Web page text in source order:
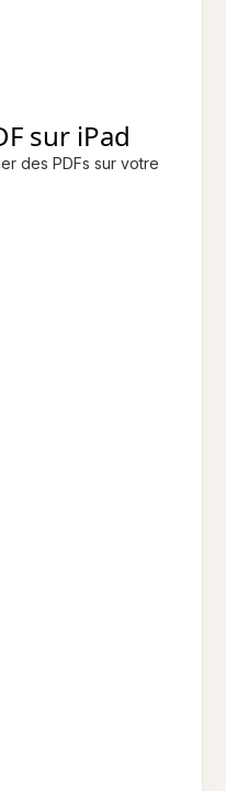
sur iPad
des PDFs sur votre